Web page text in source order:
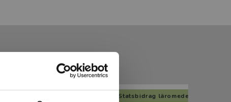
Statsbidrag läromedel